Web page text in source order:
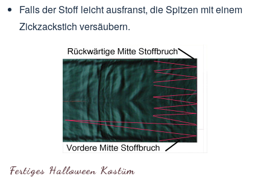
Falls der Stoff leicht ausfranst, die Spitzen mit einem
Zickzackstich versäubern.
Fertiges Halloween Kostüm